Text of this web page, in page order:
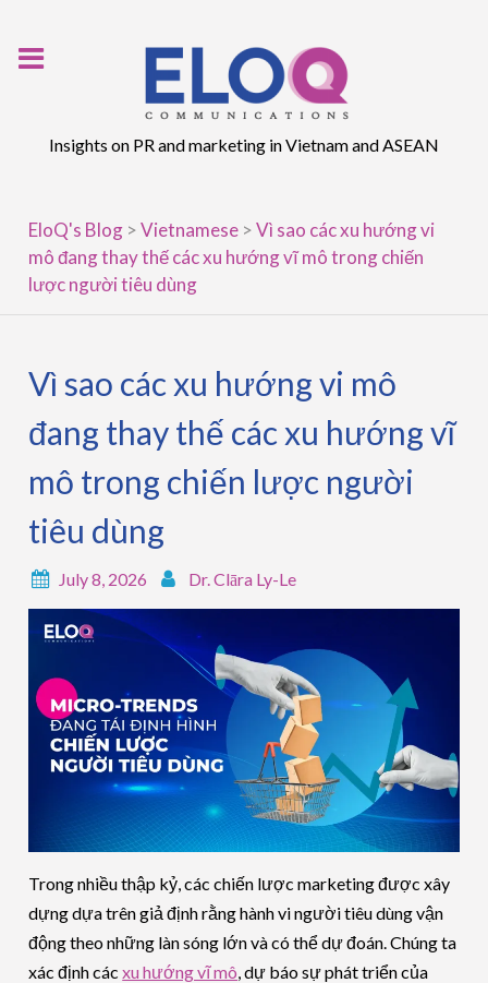
Insights on PR and marketing in Vietnam and ASEAN
EloQ's Blog >Vietnamese >Vì sao các xu hướng vi
mô đang thay thế các xu hướng vĩ mô trong chiến
lược người tiêu dùng
Vì sao các xu hướng vi mô
đang thay thế các xu hướng vĩ
mô trong chiến lược người
tiêu dùng
July 8, 2026 Dr. Clāra Ly-Le
Trong nhiều thập kỷ, các chiến lược marketing được xây
dựng dựa trên giả định rằng hành vi người tiêu dùng vận
động theo những làn sóng lớn và có thể dự đoán. Chúng ta
xác định cácxu hướng vĩ mô , dự báo sự phát triển của